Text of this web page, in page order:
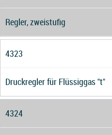
Regler, zweistufig
4323
Druckregler für Flüssiggas "t"
4324